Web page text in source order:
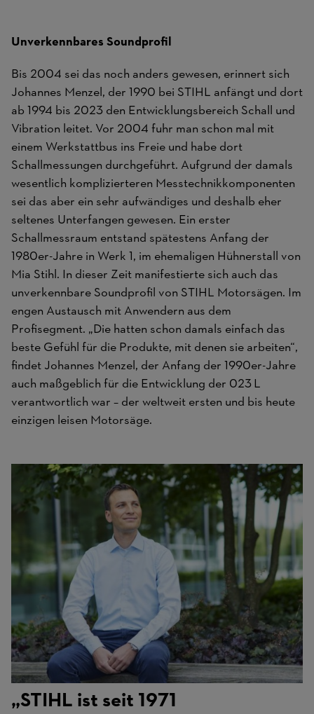
Unverkennbares Soundprofil
Bis 2004 sei das noch anders gewesen, erinnert sich
Johannes Menzel, der 1990 bei STIHL anfängt und dort
ab 1994 bis 2023 den Entwicklungsbereich Schall und
Vibration leitet. Vor 2004 fuhr man schon mal mit
einem Werkstattbus ins Freie und habe dort
Schallmessungen durchgeführt. Aufgrund der damals
wesentlich komplizierteren Messtechnikkomponenten
sei das aber ein sehr aufwändiges und deshalb eher
seltenes Unterfangen gewesen. Ein erster
Schallmessraum entstand spätestens Anfang der
1980er-Jahre in Werk 1, im ehemaligen Hühnerstall von
Mia Stihl. In dieser Zeit manifestierte sich auch das
unverkennbare Soundprofil von STIHL Motorsägen. Im
engen Austausch mit Anwendern aus dem
Profisegment. „Die hatten schon damals einfach das
beste Gefühl für die Produkte, mit denen sie arbeiten“,
findet Johannes Menzel, der Anfang der 1990er-Jahre
auch maßgeblich für die Entwicklung der 023 L
verantwortlich war – der weltweit ersten und bis heute
einzigen leisen Motorsäge.
„STIHL ist seit 1971